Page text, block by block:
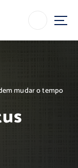
mudar o tempo